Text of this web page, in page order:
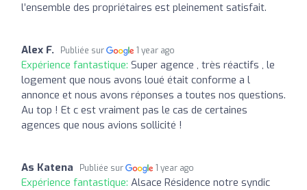
l’ensemble des propriétaires est pleinement satisfait.
Alex F. Publiée sur 1 year ago
Expérience fantastique: Super agence , très réactifs , le
logement que nous avons loué était conforme a l
annonce et nous avons réponses a toutes nos questions.
Au top ! Et c est vraiment pas le cas de certaines
agences que nous avions sollicité !
As Katena Publiée sur 1 year ago
Expérience fantastique: Alsace Résidence notre syndic